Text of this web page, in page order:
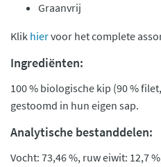
Graanvrij
Klik hiervoor het complete
Ingrediënten:
100 % biologische kip (90 %
gestoomd in hun eigen sap.
Analytische bestanddelen:
Vocht: 73,46 %, ruw eiwit: 12,7